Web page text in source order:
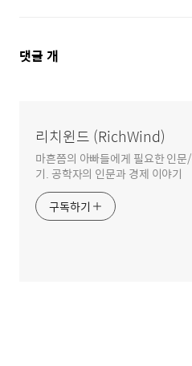
댓
댓글 개
리치윈드 (RichWind)
마흔쯤의 아빠들에게 필요한 인
기. 공학자의 인문과 경제 이야기
구독하기